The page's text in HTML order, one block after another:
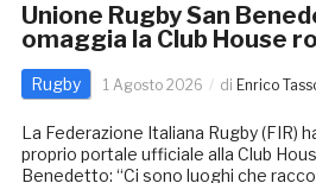
Unione Rugby San
omaggia la Club House
Rugby 1 Agosto 2026 di Enrico
La Federazione Italiana Rugby (FIR)
proprio portale ufficiale alla Club
Benedetto: “Ci sono luoghi che